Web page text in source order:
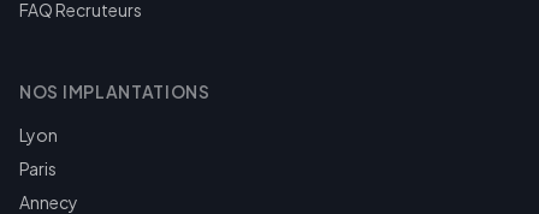
FAQ Recruteurs
NOS IMPLANTATIONS
Lyon
Paris
Annecy